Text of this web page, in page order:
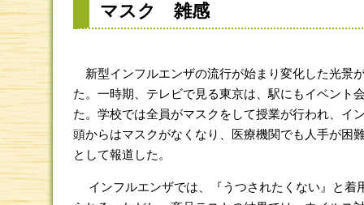
マスク 雑感
新型インフルエンザの流行が始まり変化した光景
た。一時期、テレビで見る東京は、駅にもイベント
た。学校では全員がマスクをして授業が行われ、イ
頭からはマスクがなくなり、医療機関でも人手が困
として報道した。
インフルエンザでは、『うつされたくない』と着